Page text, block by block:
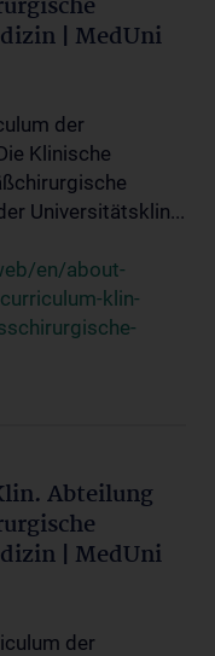
| MedUni
der
Klinische
Universitätsklin...
en/about-
klin-
Abteilung
| MedUni
der